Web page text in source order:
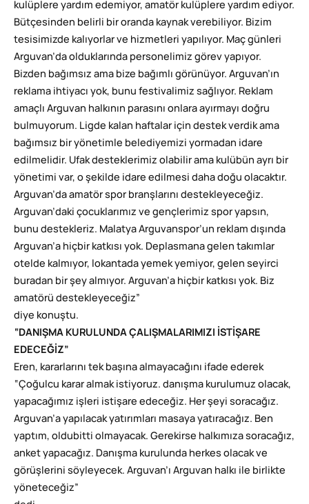
kulüplere yardım edemiyor, amatör kulüplere yardım ediyor.
Bütçesinden belirli bir oranda kaynak verebiliyor. Bizim
tesisimizde kalıyorlar ve hizmetleri yapılıyor. Maç günleri
Arguvan’da olduklarında personelimiz görev yapıyor.
Bizden bağımsız ama bize bağımlı görünüyor. Arguvan’ın
reklama ihtiyacı yok, bunu festivalimiz sağlıyor. Reklam
amaçlı Arguvan halkının parasını onlara ayırmayı doğru
bulmuyorum. Ligde kalan haftalar için destek verdik ama
bağımsız bir yönetimle belediyemizi yormadan idare
edilmelidir. Ufak desteklerimiz olabilir ama kulübün ayrı bir
yönetimi var, o şekilde idare edilmesi daha doğu olacaktır.
Arguvan’da amatör spor branşlarını destekleyeceğiz.
Arguvan’daki çocuklarımız ve gençlerimiz spor yapsın,
bunu destekleriz. Malatya Arguvanspor’un reklam dışında
Arguvan’a hiçbir katkısı yok. Deplasmana gelen takımlar
otelde kalmıyor, lokantada yemek yemiyor, gelen seyirci
buradan bir şey almıyor. Arguvan’a hiçbir katkısı yok. Biz
amatörü destekleyeceğiz”
diye konuştu.
“DANIŞMA KURULUNDA ÇALIŞMALARIMIZI İSTİŞARE
EDECEĞİZ”
Eren, kararlarını tek başına almayacağını ifade ederek
“Çoğulcu karar almak istiyoruz. danışma kurulumuz olacak,
yapacağımız işleri istişare edeceğiz. Her şeyi soracağız.
Arguvan’a yapılacak yatırımları masaya yatıracağız. Ben
yaptım, oldubitti olmayacak. Gerekirse halkımıza soracağız,
anket yapacağız. Danışma kurulunda herkes olacak ve
görüşlerini söyleyecek. Arguvan’ı Arguvan halkı ile birlikte
yöneteceğiz”